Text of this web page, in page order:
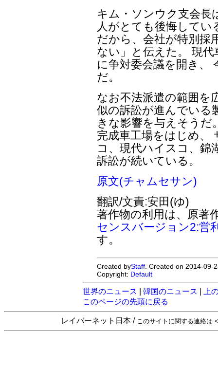
キム・ソンウク支会長
人がとても後悔してい
だから、会社が特別採
ない」と伝えた。 現
に争対委会議を開き、
だ。
なお不法派遣の範囲を
似の訴訟が進んでいる
きな影響を与えそうだ
完成車工場をはじめ、
コ、現代ハイスコ、錦
訴訟が続いている。
原文(チャムセサン)
翻訳/文責:安田(ゆ)
著作物の利用は、原著
センスバージョン2:営
す。
Created byStaff . Created on 2014-
Copyright: Default
世界のニュース 韓国のニュース
上
このページの先頭に戻る
レイバーネット日本 / このサイトに関する連絡は